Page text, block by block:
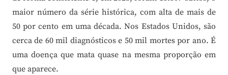
maior número da série histórica, com alta de mais de
50 por cento em uma década. Nos Estados Unidos, são
cerca de 60 mil diagnósticos e 50 mil mortes por ano. É
uma doença que mata quase na mesma proporção em
que aparece.